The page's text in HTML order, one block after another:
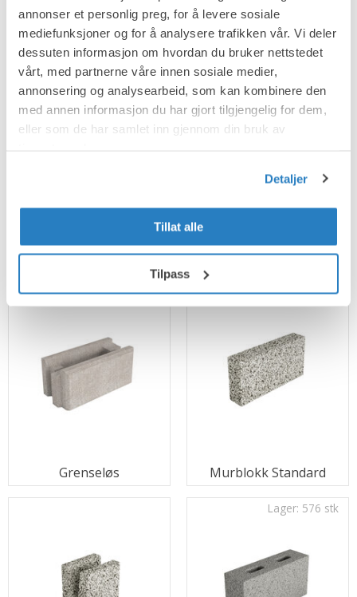
annonser et personlig preg, for å levere sosiale
mediefunksjoner og for å analysere trafikken vår. Vi deler
dessuten informasjon om hvordan du bruker nettstedet
vårt, med partnerne våre innen sosiale medier,
annonsering og analysearbeid, som kan kombinere den
med annen informasjon du har gjort tilgjengelig for dem,
eller som de har samlet inn gjennom din bruk av
Detaljer
Tillat alle
Tilpass
Overligger
Overligger
Innervegg
U-blokk Såleblokk
Grenseløs Murblokk Standard
Lager: 576 stk